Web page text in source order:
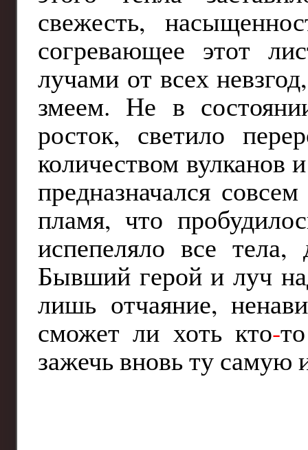
свежесть,
согревающее этот
лучами от всех
змеем. Не в
росток, светило
количеством вулканов
предназначался
пламя, что
испепеляло все тела,
Бывший герой и луч
лишь отчаяние,
сможет ли хоть кто-
зажечь вновь ту самую